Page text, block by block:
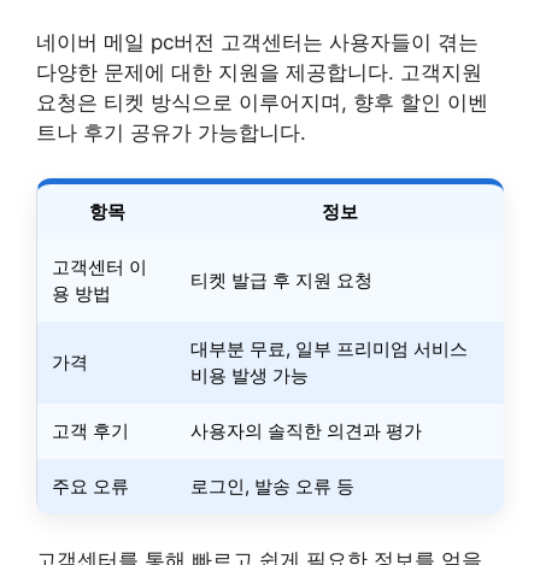
네이버 메일 pc버전 고객센터는 사용자들이 겪는
다양한 문제에 대한 지원을 제공합니다. 고객지원
요청은 티켓 방식으로 이루어지며, 향후 할인 이벤
트나 후기 공유가 가능합니다.
항목 정보
고객센터 이
용 방법
티켓 발급 후 지원 요청
가격
대부분 무료, 일부 프리미엄 서비스
비용 발생 가능
고객 후기 사용자의 솔직한 의견과 평가
주요 오류 로그인, 발송 오류 등
고객센터를 통해 빠르고 쉽게 필요한 정보를 얻을